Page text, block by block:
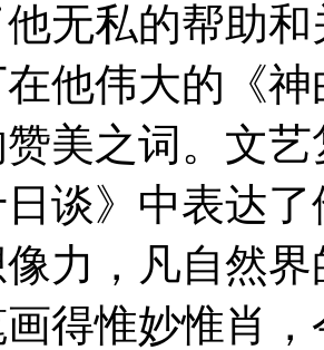
无私的帮助
他伟大的《
美之词。文
谈》中表达
力，凡自然界
得惟妙惟肖